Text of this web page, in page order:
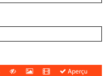
Aperçu